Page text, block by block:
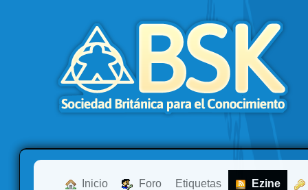
Inicio Foro Etiquetas Ezine